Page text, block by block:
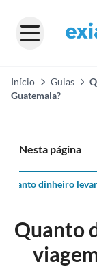
Início Guias
Guatemala?
Nesta página
Quanto dinheiro
Quanto